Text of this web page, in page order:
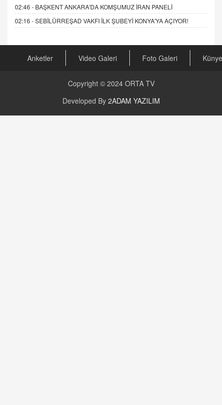
02:46 - BAŞKENT ANKARA'DA KOMŞUMUZ İRAN PANELİ
02:16 -SEBİLÜRREŞAD VAKFI İLK ŞUBEYİ KONYA'YA AÇIYOR!
Anketler Video Galeri Foto Galeri Künye
Copyright © 2024 ORTA TV
Developed By 2ADAM YAZILIM